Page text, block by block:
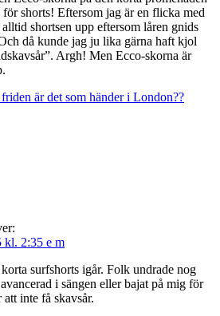
shorts! Eftersom jag är en flicka med
shortsen upp eftersom låren gnids
då kunde jag ju lika gärna haft kjol
Argh! Men Ecco-skorna är
är det som händer i London??
kl. 2:35 e m
surfshorts igår. Folk undrade nog
i sängen eller bajat på mig för
inte få skavsår.